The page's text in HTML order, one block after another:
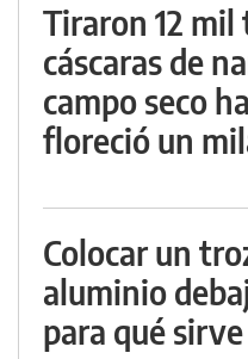
Tiraron 12 mil
cáscaras de
campo seco
floreció un
Colocar un
aluminio
para qué